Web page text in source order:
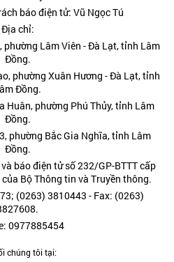
báo điện tử: Vũ Ngọc Tú
Địa chỉ:
phường Lâm Viên - Đà Lạt, tỉnh Lâm
Đồng.
phường Xuân Hương - Đà Lạt, tỉnh
Đồng.
Huân, phường Phú Thủy, tỉnh Lâm
Đồng.
phường Bắc Gia Nghĩa, tỉnh Lâm
Đồng.
báo điện tử số 232/GP-BTTT cấp
Bộ Thông tin và Truyền thông.
(0263) 3810443 - Fax: (0263)
0977885454
chúng tôi tại: